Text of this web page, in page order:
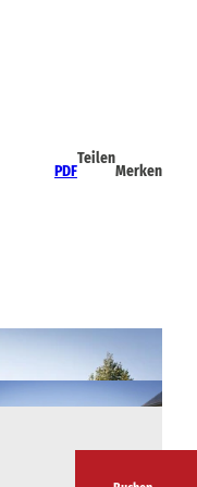
PDF
Teilen
Merken